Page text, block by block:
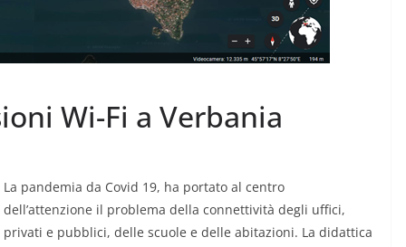
Wi-Fi a Verbania
La pandemia da Covid 19, ha portato al centro
dell’attenzione il problema della connettività degli uffici,
privati e pubblici, delle scuole e delle abitazioni. La didattica
per
MODA E TECNOLOGIA
vanno in vacanza